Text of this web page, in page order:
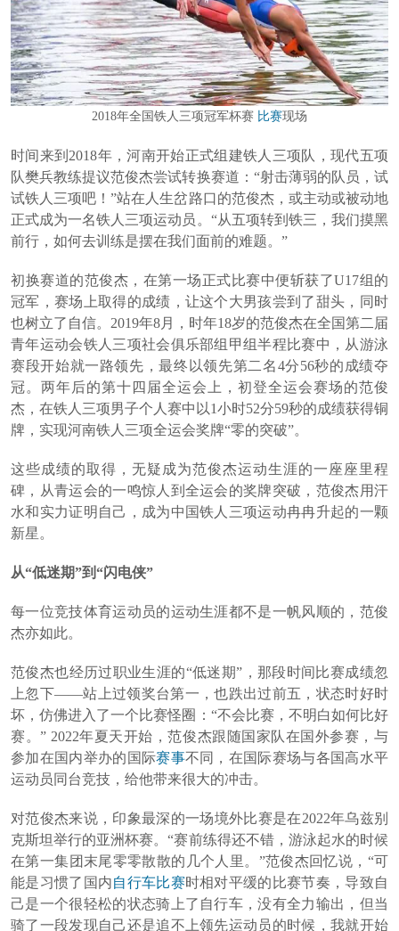
2018年全国铁人三项冠军杯赛 比赛现场
时间来到2018年，河南开始正式组建铁人三项队，现代五项
队樊兵教练提议范俊杰尝试转换赛道：“射击薄弱的队员，试
试铁人三项吧！”站在人生岔路口的范俊杰，或主动或被动地
正式成为一名铁人三项运动员。“从五项转到铁三，我们摸黑
前行，如何去训练是摆在我们面前的难题。”
初换赛道的范俊杰，在第一场正式比赛中便斩获了U17组的
冠军，赛场上取得的成绩，让这个大男孩尝到了甜头，同时
也树立了自信。2019年8月，时年18岁的范俊杰在全国第二届
青年运动会铁人三项社会俱乐部组甲组半程比赛中，从游泳
赛段开始就一路领先，最终以领先第二名4分56秒的成绩夺
冠。两年后的第十四届全运会上，初登全运会赛场的范俊
杰，在铁人三项男子个人赛中以1小时52分59秒的成绩获得铜
牌，实现河南铁人三项全运会奖牌“零的突破”。‌‌
这些成绩的取得，无疑成为范俊杰运动生涯的一座座里程
碑，从青运会的一鸣惊人到全运会的奖牌突破，范俊杰用汗
水和实力证明自己，成为中国铁人三项运动冉冉升起的一颗
新星。
从“低迷期”到“闪电侠”
每一位竞技体育运动员的运动生涯都不是一帆风顺的，范俊
杰亦如此。
范俊杰也经历过职业生涯的“低迷期”，那段时间比赛成绩忽
上忽下——站上过领奖台第一，也跌出过前五，状态时好时
坏，仿佛进入了一个比赛怪圈：“不会比赛，不明白如何比好
赛。” 2022年夏天开始，范俊杰跟随国家队在国外参赛，与
参加在国内举办的国际赛事不同，在国际赛场与各国高水平
运动员同台竞技，给他带来很大的冲击。
对范俊杰来说，印象最深的一场境外比赛是在2022年乌兹别
克斯坦举行的亚洲杯赛。“赛前练得还不错，游泳起水的时候
在第一集团末尾零零散散的几个人里。”范俊杰回忆说，“可
能是习惯了国内自行车比赛时相对平缓的比赛节奏，导致自
己是一个很轻松的状态骑上了自行车，没有全力输出，但当
骑了一段发现自己还是追不上领先运动员的时候，我就开始